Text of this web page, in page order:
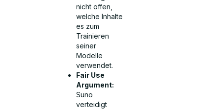
nicht offen,
welche Inhalte
es zum
Trainieren
seiner
Modelle
verwendet.
Fair Use
Argument:
Suno
verteidigt